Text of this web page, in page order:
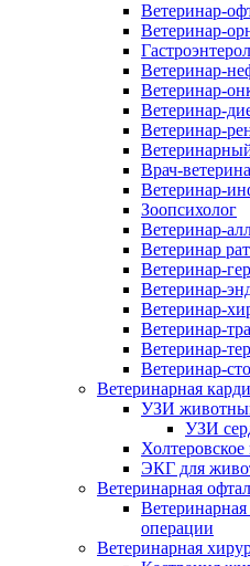
Ветеринар-
Ветеринар-
Ветеринар-
Ветеринар-
Ветеринар-
Ветеринар-
Врач-
Ветеринар-
Зоопсихолог
Ветеринар-
Ветеринар
Ветеринар-
Ветеринар-
Ветеринар-
Ветеринар-
Ветеринар-
Ветеринар-
Ветеринарная
УЗИ
УЗИ
ЭКГ для
Ветеринарная
операции
Ветеринарная